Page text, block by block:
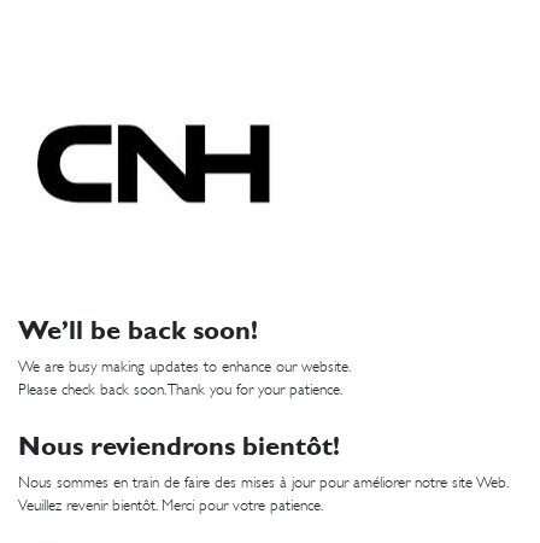
We’ll be back soon!
We are busy making updates to enhance our website.
Please check back soon. Thank you for your patience.
Nous reviendrons bientôt!
Nous sommes en train de faire des mises à jour pour améliorer notre site Web.
Veuillez revenir bientôt. Merci pour votre patience.